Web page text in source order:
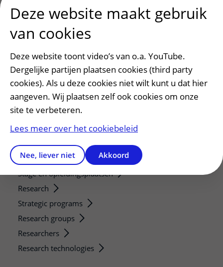
Patiënt en bezoek
Voorbereiden op uw afspraak
Wijzigen patiëntgegevens
Opvragen kopie dossier
Bezoektijden
Onderwijs en onderzoek
Onze opleidingen
De Nieuwe Utrechtse School
Stage en opleidingsplaatsen
Research
Strategic programs
Research groups
Researchers
Research technologies
Deze website maakt gebruik
van cookies
Deze website toont video’s van o.a. YouTube.
Dergelijke partijen plaatsen cookies (third party
cookies). Als u deze cookies niet wilt kunt u dat hier
aangeven. Wij plaatsen zelf ook cookies om onze
site te verbeteren.
Lees meer over het cookiebeleid
Nee, liever niet Akkoord